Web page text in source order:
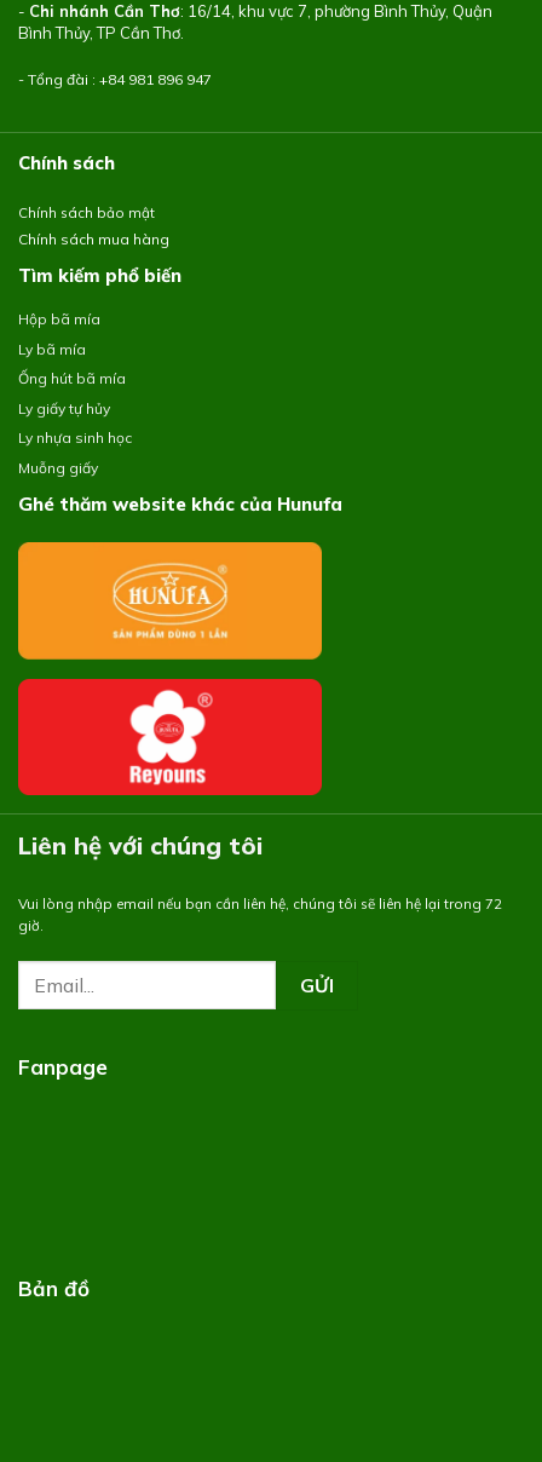
- Chi nhánh Cần Thơ: 16/14, khu vực 7, phường Bình Thủy, Quận
Bình Thủy, TP Cần Thơ.
- Tổng đài : +84 981 896 947
Chính sách
Chính sách bảo mật
Chính sách mua hàng
Tìm kiếm phổ biến
Hộp bã mía
Ly bã mía
Ống hút bã mía
Ly giấy tự hủy
Ly nhựa sinh học
Muỗng giấy
Ghé thăm website khác của Hunufa
Liên hệ với chúng tôi
Vui lòng nhập email nếu bạn cần liên hệ, chúng tôi sẽ liên hệ lại trong 72
giờ.
Fanpage
Bản đồ